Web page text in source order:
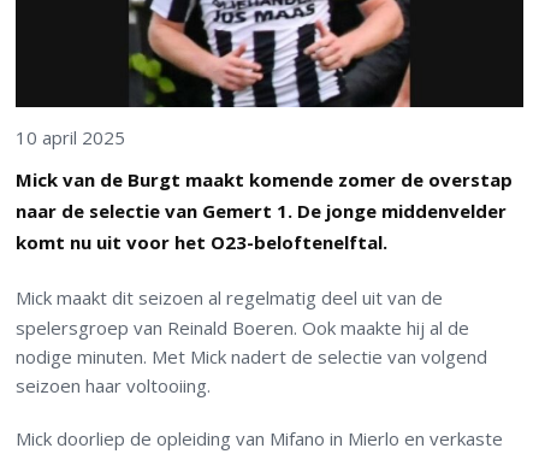
10 april 2025
Mick van de Burgt maakt komende zomer de overstap
naar de selectie van Gemert 1. De jonge middenvelder
komt nu uit voor het O23-beloftenelftal.
Mick maakt dit seizoen al regelmatig deel uit van de
spelersgroep van Reinald Boeren. Ook maakte hij al de
nodige minuten. Met Mick nadert de selectie van volgend
seizoen haar voltooiing.
Mick doorliep de opleiding van Mifano in Mierlo en verkaste